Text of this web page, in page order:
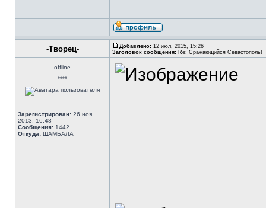
-Творец- Добавлено: 12 июл, 2015, 15:26
Заголовок сообщения: Re: Сражающийся Севастополь!
offline
****
Зарегистрирован: 26 ноя,
2013, 16:48
Сообщения: 1442
Откуда: ШАМБАЛА